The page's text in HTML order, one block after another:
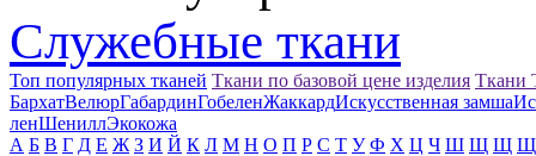
Служебные ткани
Топ популярных тканей Ткани по базовой цене изделия Ткани
БархатВелюрГабардинГобеленЖаккардИскусственная замша
ленШениллЭкокожа
А Б В Г Д Е Ж З И Й К Л М Н О П Р С Т У Ф Х Ц Ч Ш Щ Щ Щ